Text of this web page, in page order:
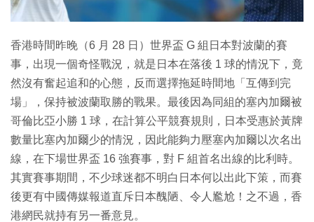
香港時間昨晚（6 月 28 日）世界盃 G 組日本對波蘭的賽
事，出現一個奇怪戰況，就是日本在落後 1 球的情況下，竟
然沒有奮起追和的心態，反而選擇拖延時間地「互傳到完
場」，保持被波蘭取勝的戰果。最後因為同組的塞內加爾被
哥倫比亞小勝 1 球，在計算公平競賽規則，日本受惠於黃牌
數量比塞內加爾少的情況，因此能夠力壓塞內加爾以次名出
線，在下場世界盃 16 強賽事，對 F 組首名出線的比利時。
其實賽事期間，不少球迷都不明白日本何以出此下策，而賽
後更有中國傳媒報道直斥日本醜陋、令人尷尬！之不過，香
港網民就持有另一番意見。